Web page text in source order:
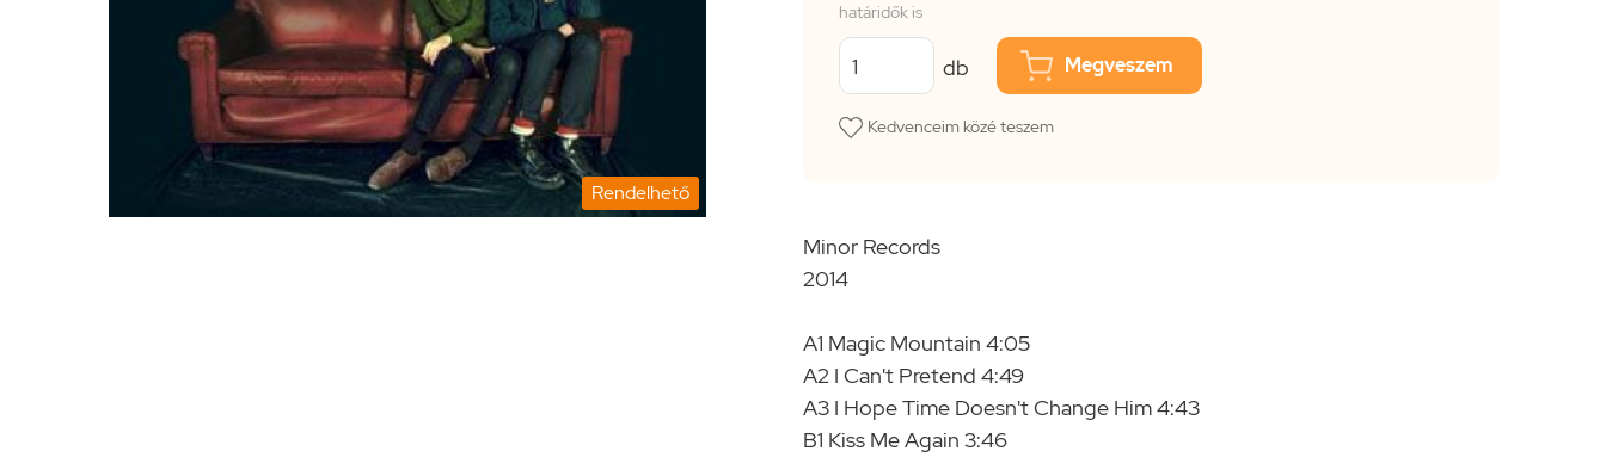
Rendelhető
határidők is
db Megveszem
Kedvenceim közé teszem
Minor Records
2014
A1 Magic Mountain 4:05
A2 I Can't Pretend 4:49
A3 I Hope Time Doesn't Change Him 4:43
B1 Kiss Me Again 3:46